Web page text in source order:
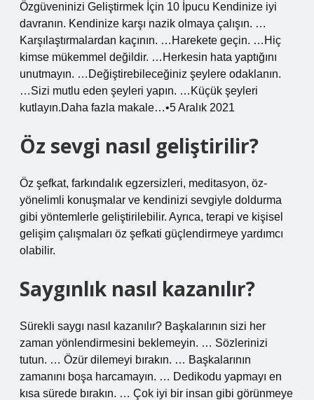
Özgüveninizi Geliştirmek İçin 10 İpucu Kendinize iyi
davranın. Kendinize karşı nazik olmaya çalışın. …
Karşılaştırmalardan kaçının. …Harekete geçin. …Hiç
kimse mükemmel değildir. …Herkesin hata yaptığını
unutmayın. …Değiştirebileceğiniz şeylere odaklanın.
…Sizi mutlu eden şeyleri yapın. …Küçük şeyleri
kutlayın.Daha fazla makale…•5 Aralık 2021
Öz sevgi nasıl geliştirilir?
Öz şefkat, farkındalık egzersizleri, meditasyon, öz-
yönelimli konuşmalar ve kendinizi sevgiyle doldurma
gibi yöntemlerle geliştirilebilir. Ayrıca, terapi ve kişisel
gelişim çalışmaları öz şefkati güçlendirmeye yardımcı
olabilir.
Saygınlık nasıl kazanılır?
Sürekli saygı nasıl kazanılır? Başkalarının sizi her
zaman yönlendirmesini beklemeyin. … Sözlerinizi
tutun. … Özür dilemeyi bırakın. … Başkalarının
zamanını boşa harcamayın. … Dedikodu yapmayı en
kısa sürede bırakın. … Çok iyi bir insan gibi görünmeye